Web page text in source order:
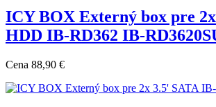
ICY BOX Externý box pre
HDD IB-RD362 IB-
Cena 88,90 €